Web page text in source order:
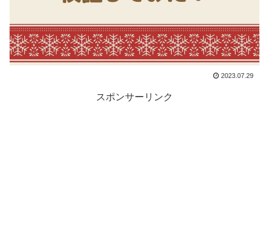
2023.07.29
スポンサーリンク